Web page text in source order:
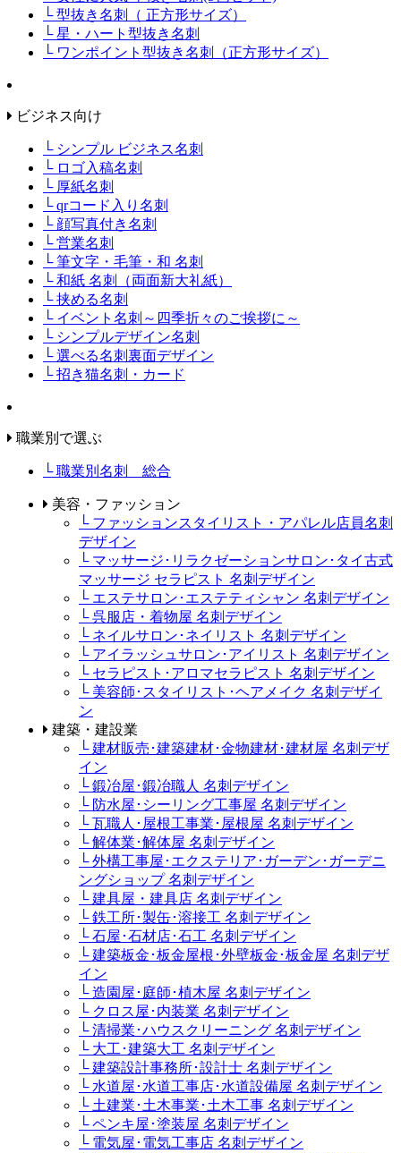
└ 型抜き名刺（ 正方形サイズ）
└ 星・ハート型抜き名刺
└ ワンポイント型抜き名刺（正方形サイズ）
ビジネス向け
└ シンプル ビジネス名刺
└ ロゴ入稿名刺
└ 厚紙名刺
└ qrコード入り名刺
└ 顔写真付き名刺
└ 営業名刺
└ 筆文字・毛筆・和 名刺
└ 和紙 名刺（両面新大礼紙）
└ 挟める名刺
└ イベント名刺～四季折々のご挨拶に～
└ シンプルデザイン名刺
└ 選べる名刺裏面デザイン
└ 招き猫名刺・カード
職業別で選ぶ
└ 職業別名刺 総合
美容・ファッション
└ ファッションスタイリスト・アパレル店員名刺
デザイン
└ マッサージ･リラクゼーションサロン･タイ古式
マッサージ セラピスト 名刺デザイン
└ エステサロン･エステティシャン 名刺デザイン
└ 呉服店・着物屋 名刺デザイン
└ ネイルサロン･ネイリスト 名刺デザイン
└ アイラッシュサロン･アイリスト 名刺デザイン
└ セラピスト･アロマセラピスト 名刺デザイン
└ 美容師･スタイリスト･ヘアメイク 名刺デザイ
ン
建築・建設業
└ 建材販売･建築建材･金物建材･建材屋 名刺デザ
イン
└ 鍛冶屋･鍛冶職人 名刺デザイン
└ 防水屋･シーリング工事屋 名刺デザイン
└ 瓦職人･屋根工事業･屋根屋 名刺デザイン
└ 解体業･解体屋 名刺デザイン
└ 外構工事屋･エクステリア･ガーデン･ガーデニ
ングショップ 名刺デザイン
└ 建具屋・建具店 名刺デザイン
└ 鉄工所･製缶･溶接工 名刺デザイン
└ 石屋･石材店･石工 名刺デザイン
└ 建築板金･板金屋根･外壁板金･板金屋 名刺デザ
イン
└ 造園屋･庭師･植木屋 名刺デザイン
└ クロス屋･内装業 名刺デザイン
└ 清掃業･ハウスクリーニング 名刺デザイン
└ 大工･建築大工 名刺デザイン
└ 建築設計事務所･設計士 名刺デザイン
└ 水道屋･水道工事店･水道設備屋 名刺デザイン
└ 土建業･土木事業･土木工事 名刺デザイン
└ ペンキ屋･塗装屋 名刺デザイン
└ 電気屋･電気工事店 名刺デザイン